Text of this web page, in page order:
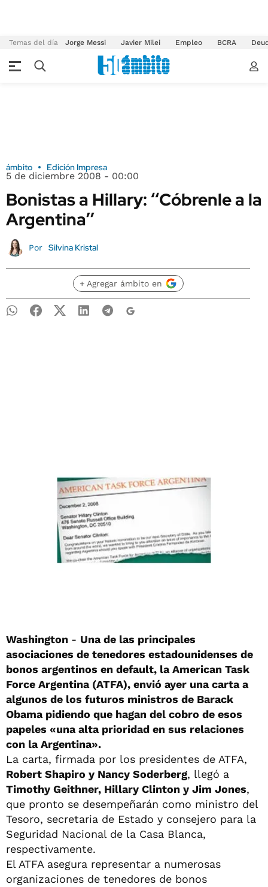
Temas del día Jorge Messi Javier Milei Empleo BCRA
ámbito Edición Impresa
5 de diciembre 2008 - 00:00
Bonistas a Hillary: ‘‘Cóbrenle a la
Argentina’’
Por Silvina Kristal
+ Agregar ámbito en
Washington - Una de las principales
asociaciones de tenedores estadounidenses de
bonos argentinos en default, la American Task
Force Argentina (ATFA), envió ayer una carta a
algunos de los futuros ministros de Barack
Obama pidiendo que hagan del cobro de esos
papeles «una alta prioridad en sus relaciones
con la Argentina».
La carta, firmada por los presidentes de ATFA,
Robert Shapiro y Nancy Soderberg, llegó a
Timothy Geithner, Hillary Clinton y Jim Jones,
que pronto se desempeñarán como ministro del
Tesoro, secretaria de Estado y consejero para la
Seguridad Nacional de la Casa Blanca,
respectivamente.
El ATFA asegura representar a numerosas
organizaciones de tenedores de bonos